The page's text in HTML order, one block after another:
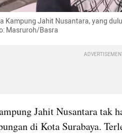
Kampung Jahit Nusantara, yang
Masruroh/Basra
Jahit Nusantara tak
di Kota Surabaya.